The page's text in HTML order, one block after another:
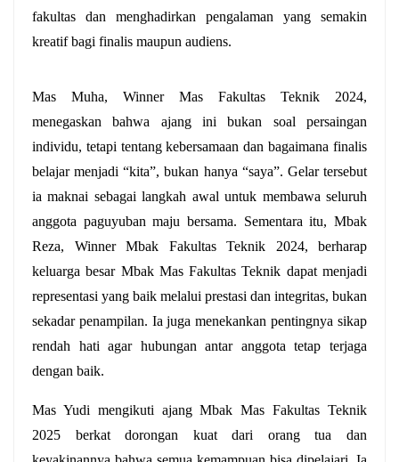
fakultas dan menghadirkan pengalaman yang semakin
kreatif bagi finalis maupun audiens.
Mas Muha, Winner Mas Fakultas Teknik 2024,
menegaskan bahwa ajang ini bukan soal persaingan
individu, tetapi tentang kebersamaan dan bagaimana finalis
belajar menjadi “kita”, bukan hanya “saya”. Gelar tersebut
ia maknai sebagai langkah awal untuk membawa seluruh
anggota paguyuban maju bersama. Sementara itu, Mbak
Reza, Winner Mbak Fakultas Teknik 2024, berharap
keluarga besar Mbak Mas Fakultas Teknik dapat menjadi
representasi yang baik melalui prestasi dan integritas, bukan
sekadar penampilan. Ia juga menekankan pentingnya sikap
rendah hati agar hubungan antar anggota tetap terjaga
dengan baik.
Mas Yudi mengikuti ajang Mbak Mas Fakultas Teknik
2025 berkat dorongan kuat dari orang tua dan